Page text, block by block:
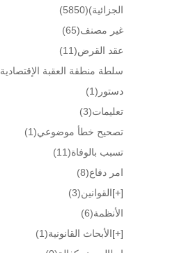
الجزائية)(5850)
غير مصنف(65)
عقد القرض(11)
سلطة منطقة العقبة الإقتصادية
دستور (1)
تعليمات(3)
تصحيح خطأ موضوعي(1)
تسبب بالوفاة(11)
امر دفاع(8)
[+]القوانين(3)
الأنظمة(6)
[+]الأبحاث القانونية(1)